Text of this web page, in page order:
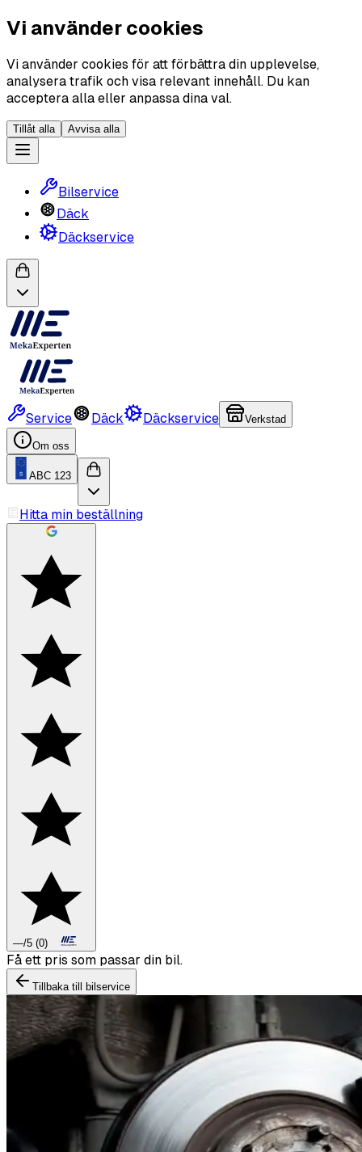
Vi använder cookies
Vi använder cookies för att förbättra din upplevelse,
analysera trafik och visa relevant innehåll. Du kan
acceptera alla eller anpassa dina val.
Tillåt alla Avvisa alla
Bilservice
Däck
Däckservice
Service Däck Däckservice Verkstad
Om oss
ABC 123
Hitta min beställning
—/5 (0)
Boka däckbyte eller montering inför vintern.
Tillbaka till bilservice